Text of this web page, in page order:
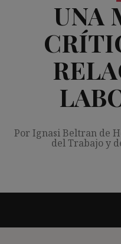
UNA
Por Ignasi Beltran de
del Trabajo y